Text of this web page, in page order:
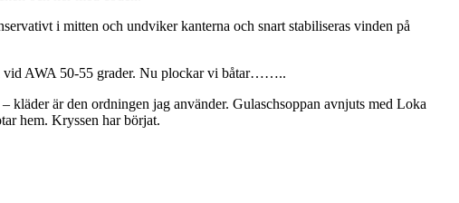
i mitten och undviker kanterna och snart stabiliseras vinden på
vid AWA 50-55 grader. Nu plockar vi båtar……..
är den ordningen jag använder. Gulaschsoppan avnjuts med Loka
hem. Kryssen har börjat.